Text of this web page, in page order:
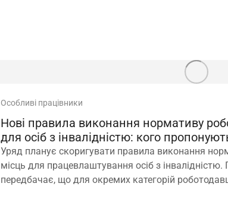
Особливі працівники
Нові правила виконання нормативу
для осіб з інвалідністю: кого
враховувати
Уряд планує скоригувати правила виконання
місць для працевлаштування осіб з інвалідністю.
передбачає, що для окремих категорій